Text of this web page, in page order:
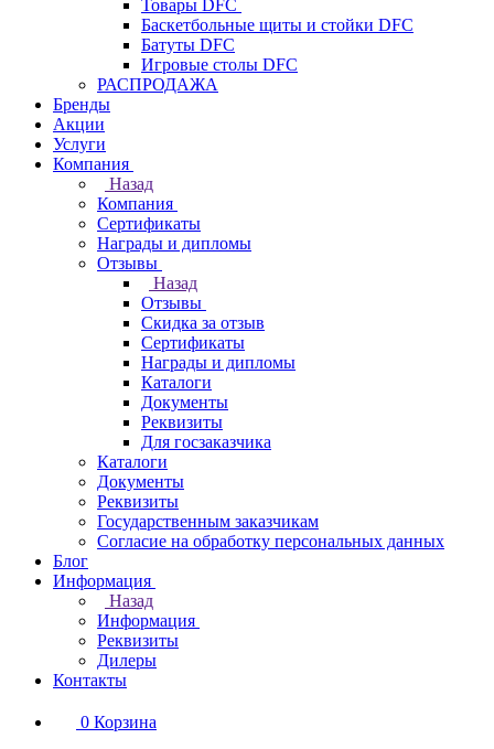
Товары DFC
Баскетбольные щиты и стойки DFC
Батуты DFC
Игровые столы DFC
РАСПРОДАЖА
Бренды
Акции
Услуги
Компания
Назад
Компания
Сертификаты
Награды и дипломы
Отзывы
Назад
Отзывы
Скидка за отзыв
Сертификаты
Награды и дипломы
Каталоги
Документы
Реквизиты
Для госзаказчика
Каталоги
Документы
Реквизиты
Государственным заказчикам
Согласие на обработку персональных данных
Блог
Информация
Назад
Информация
Реквизиты
Дилеры
Контакты
0 Корзина